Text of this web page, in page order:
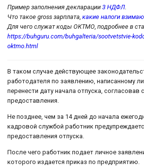
Пример заполнения декларации 3 НДФЛ.
Что такое gross зарплата, какие налоги
Для чего служат коды ОКТМО, подробнее в
https://buhguru.com/buhgalteria/sootvetstvie-
oktmo.html
В таком случае действующее
работодателя по заявлению, написанному
перенести дату начала отпуска, согласовав
предоставления.
Не позднее, чем за 14 дней до начала
кадровой службой работник
предоставления отпуска.
После чего работник подает личное
которого издается приказ по предприятию.